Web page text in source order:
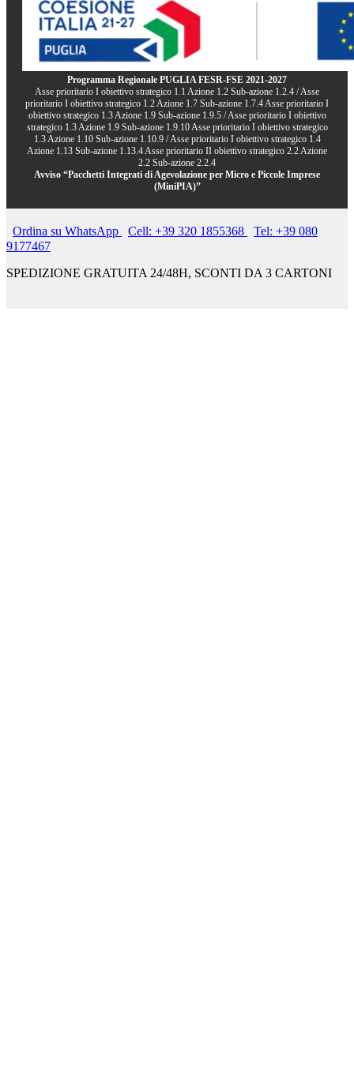
Programma Regionale PUGLIA FESR-FSE 2021-2027
Asse prioritario I obiettivo strategico 1.1 Azione 1.2 Sub-azione 1.2.4 / Asse
prioritario I obiettivo strategico 1.2 Azione 1.7 Sub-azione 1.7.4 Asse prioritario I
obiettivo strategico 1.3 Azione 1.9 Sub-azione 1.9.5 / Asse prioritario I obiettivo
strategico 1.3 Azione 1.9 Sub-azione 1.9.10 Asse prioritario I obiettivo strategico
1.3 Azione 1.10 Sub-azione 1.10.9 / Asse prioritario I obiettivo strategico 1.4
Azione 1.13 Sub-azione 1.13.4 Asse prioritario II obiettivo strategico 2.2 Azione
2.2 Sub-azione 2.2.4
Avviso “Pacchetti Integrati di Agevolazione per Micro e Piccole Imprese
(MiniPIA)”
Ordina su WhatsApp Cell: +39 320 1855368
Tel: +39 080
9177467
SPEDIZIONE GRATUITA 24/48H, SCONTI DA 3 CARTONI